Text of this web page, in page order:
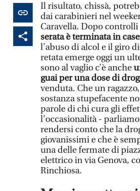
Il risultato, chissà,
dai carabinieri nel
Caravella. Dopo
serata è terminata in
l’abuso di alcol e il giro
retata emerge oggi un
sono al vaglio c’è anche
guai per una dose di
venduta. Che un
sostanza stupefacente
parole di chi cura gli
l’occasionalità -
rendersi conto che la
giovanissimi e che è
una delle fermate di
elettrico in via Genova,
Rinchiosa.